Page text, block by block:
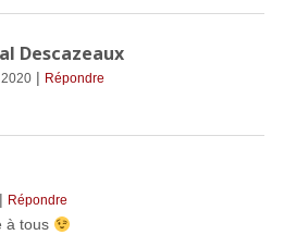
Descazeaux
| Répondre
Répondre
à tous